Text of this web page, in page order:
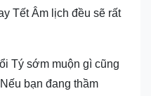
Tết Âm lịch đều sẽ rất
Tý sớm muộn gì cũng
bạn đang thầm